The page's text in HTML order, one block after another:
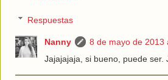
Respuestas
Nanny
8 de mayo de 2013
Jajajajaja, si bueno, puede ser.